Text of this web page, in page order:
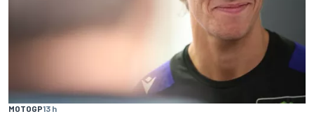
MOTOGP13 h